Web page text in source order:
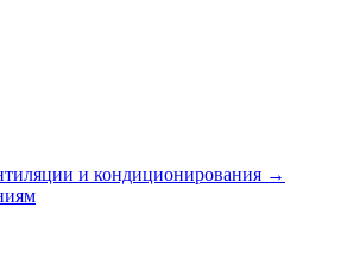
и кондиционирования →